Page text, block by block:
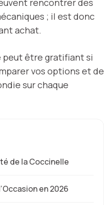
rencontrer des
; il est donc
achat.
peut être gratifiant si
vos options et de
sur chaque
de la Coccinelle
en 2026